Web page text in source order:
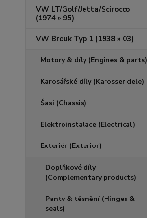
VW LT/Golf/Jetta/Scirocco
(1974 » 95)
VW Brouk Typ 1 (1938 » 03)
Motory & díly (Engines & parts)
Karosářské díly (Karosseridele)
Šasi (Chassis)
Elektroinstalace (Electrical)
Exteriér (Exterior)
Doplňkové díly
(Complementary products)
Panty & těsnění (Hinges &
seals)